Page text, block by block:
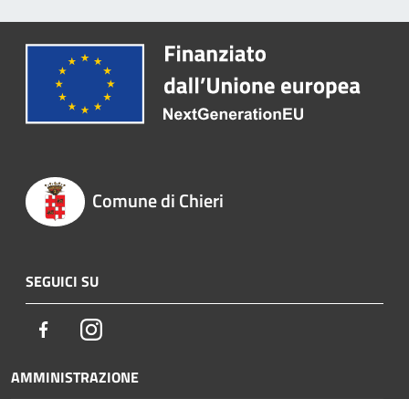
Comune di Chieri
SEGUICI SU
FacebookInstagram
AMMINISTRAZIONE